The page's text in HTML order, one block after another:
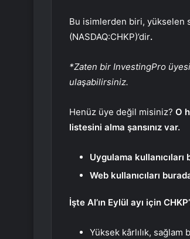
Bu isimlerden biri, yükselen
(NASDAQ:CHKP)’dir.
*Zaten bir InvestingPro
ulaşabilirsiniz.
Henüz üye değil misiniz? O
listesini alma şansınız var.
Uygulama
Web kullanıcıları
İşte AI’ın Eylül ayı için
Yüksek kârlılık,